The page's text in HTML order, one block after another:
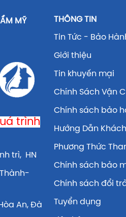
MỸ
trình
trì, HN
An, Đà
THÔNG TIN
Tin Tức - Bảo
Giới thiệu
Tin khuyến mại
Chính Sách Vận
Chính sách bảo
Hướng Dẫn
Phương Thức
Chính sách bảo
Chính sách đổi
Tuyển dụng